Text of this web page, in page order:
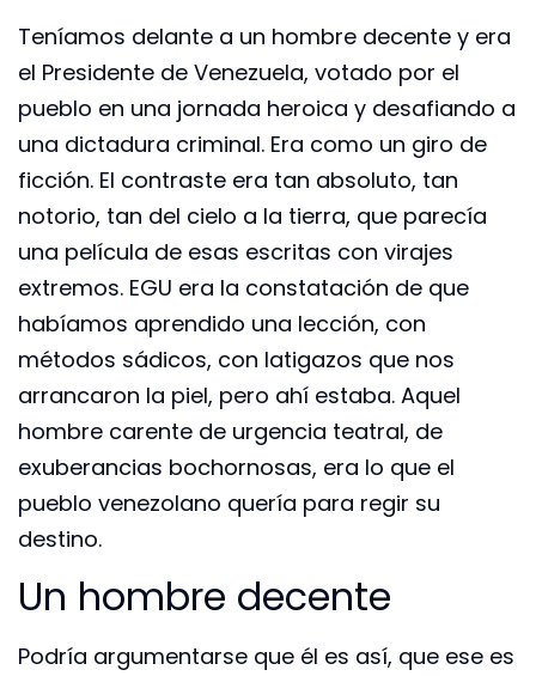
Teníamos delante a un hombre decente y era
el Presidente de Venezuela, votado por el
pueblo en una jornada heroica y desafiando a
una dictadura criminal. Era como un giro de
ficción. El contraste era tan absoluto, tan
notorio, tan del cielo a la tierra, que parecía
una película de esas escritas con virajes
extremos. EGU era la constatación de que
habíamos aprendido una lección, con
métodos sádicos, con latigazos que nos
arrancaron la piel, pero ahí estaba. Aquel
hombre carente de urgencia teatral, de
exuberancias bochornosas, era lo que el
pueblo venezolano quería para regir su
destino.
Un hombre decente
Podría argumentarse que él es así, que ese es